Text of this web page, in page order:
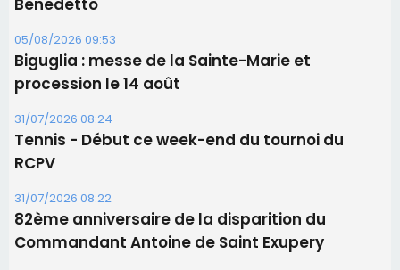
06/08/2026 15:57
Ucciani – Marché des producteurs à Cruculi le
11 août
06/08/2026 15:25
Corte – L’association A Nuciola organise une
projection sous les étoiles
06/08/2026 15:04
Alata - Soirée Tango Argentin au stade de San
Benedetto
05/08/2026 09:53